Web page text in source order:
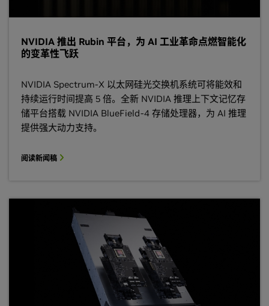
NVIDIA 推出 Rubin 平台，为 AI 工业革命点燃智能化
的变革性飞跃
NVIDIA Spectrum-X 以太网硅光交换机系统可将能效和
持续运行时间提高 5 倍。全新 NVIDIA 推理上下文记忆存
储平台搭载 NVIDIA BlueField-4 存储处理器，为 AI 推理
提供强大动力支持。
阅读新闻稿